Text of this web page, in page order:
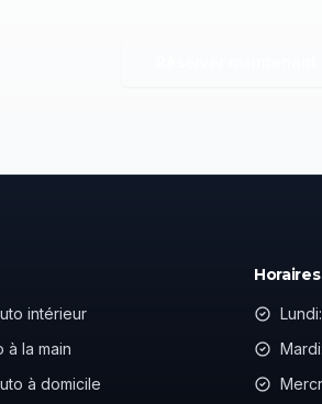
intérieur
à la main
à domicile
Horaires